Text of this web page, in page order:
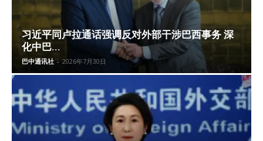
习近平同卢拉通话强调反对外部干涉巴西事务 深
化中巴...
巴中通讯社 - 2026年7月30日